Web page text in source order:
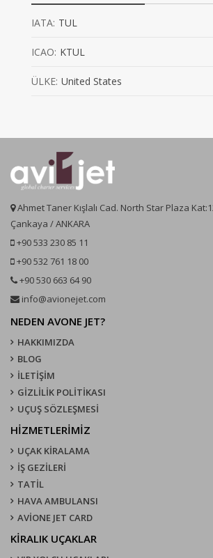
IATA: TUL
ICAO: KTUL
ÜLKE: United States
Ahmet Taner Kışlalı Cad. North Star Plaza
Çankaya / ANKARA
+90 533 230 85 11
+90 532 761 18 00
+90 530 663 64 90
info@avionejet.com
NEDEN AVONE JET?
HAKKIMIZDA
BLOG
İLETİŞİM
GİZLİLİK POLİTİKASI
UÇUŞ SÖZLEŞMESI
HİZMETLERİMİZ
UÇAK KIRALAMA
İŞ GEZİLERİ
TATİL
HAVA AMBULANSI
AVİONE JET CARD
KIRALIK UÇAKLAR